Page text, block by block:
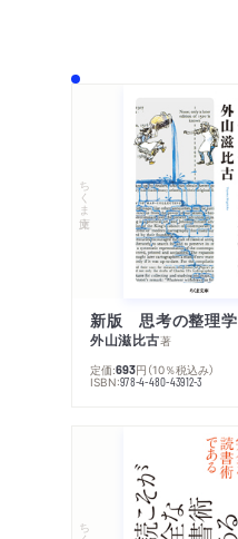
ちくま文庫
新版 思考の整理学
外山滋比古著
定価:693円 （10％税込み）
ISBN:978-4-480-43912-3